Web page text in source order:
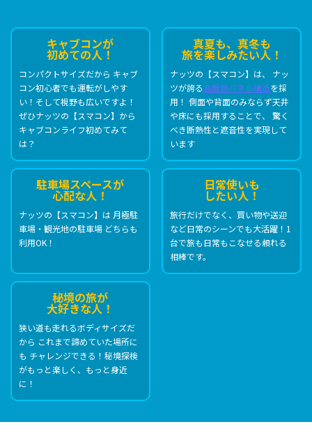
キャブコンが
初めての人！
コンパクトサイズだから キャブ
コン初心者でも運転がしやす
い！ そして視野も広いですよ！
ぜひナッツの【スマコン】から
キャブコンライフ初めてみて
は？
真夏も、真冬も
旅を楽しみたい人！
ナッツの【スマコン】は、
ナッ
ツが誇る高断熱パネル構造を採
用！ 側面や背面のみならず天井
や床にも採用することで、
驚く
べき断熱性と遮音性を実現して
います
駐車場スペースが
心配な人！
ナッツの【スマコン】は 月極駐
車場・観光地の駐車場 どちらも
利用OK！
日常使いも
したい人！
旅行だけでなく、買い物や送迎
など日常のシーンでも大活躍！ 1
台で旅も日常もこなせる頼れる
相棒です。
秘境の旅が
大好きな人！
狭い道も走れるボディサイズだ
から これまで諦めていた場所に
も チャレンジできる！ 秘境探検
がもっと楽しく、もっと身近
に！